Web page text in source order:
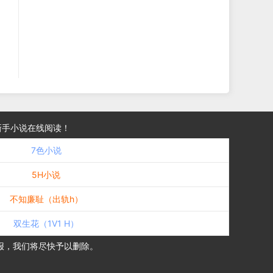
小说在线阅读！
7色小说
5H小说
不知廉耻（出轨h）
双生花（1V1 H）
我们将尽快予以删除。